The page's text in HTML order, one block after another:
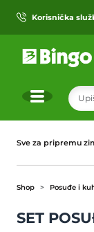
Korisnička
Sve za pripremu
Shop Posuđe i
SET